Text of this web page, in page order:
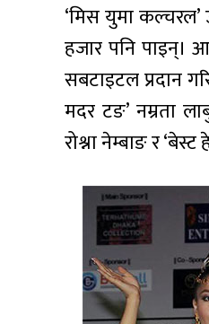
‘मिस युमा
हजार पनि पाइन्।
सबटाइटल प्रदान
मदर टङ’ नम्रता
रोश्ना नेम्बाङ र